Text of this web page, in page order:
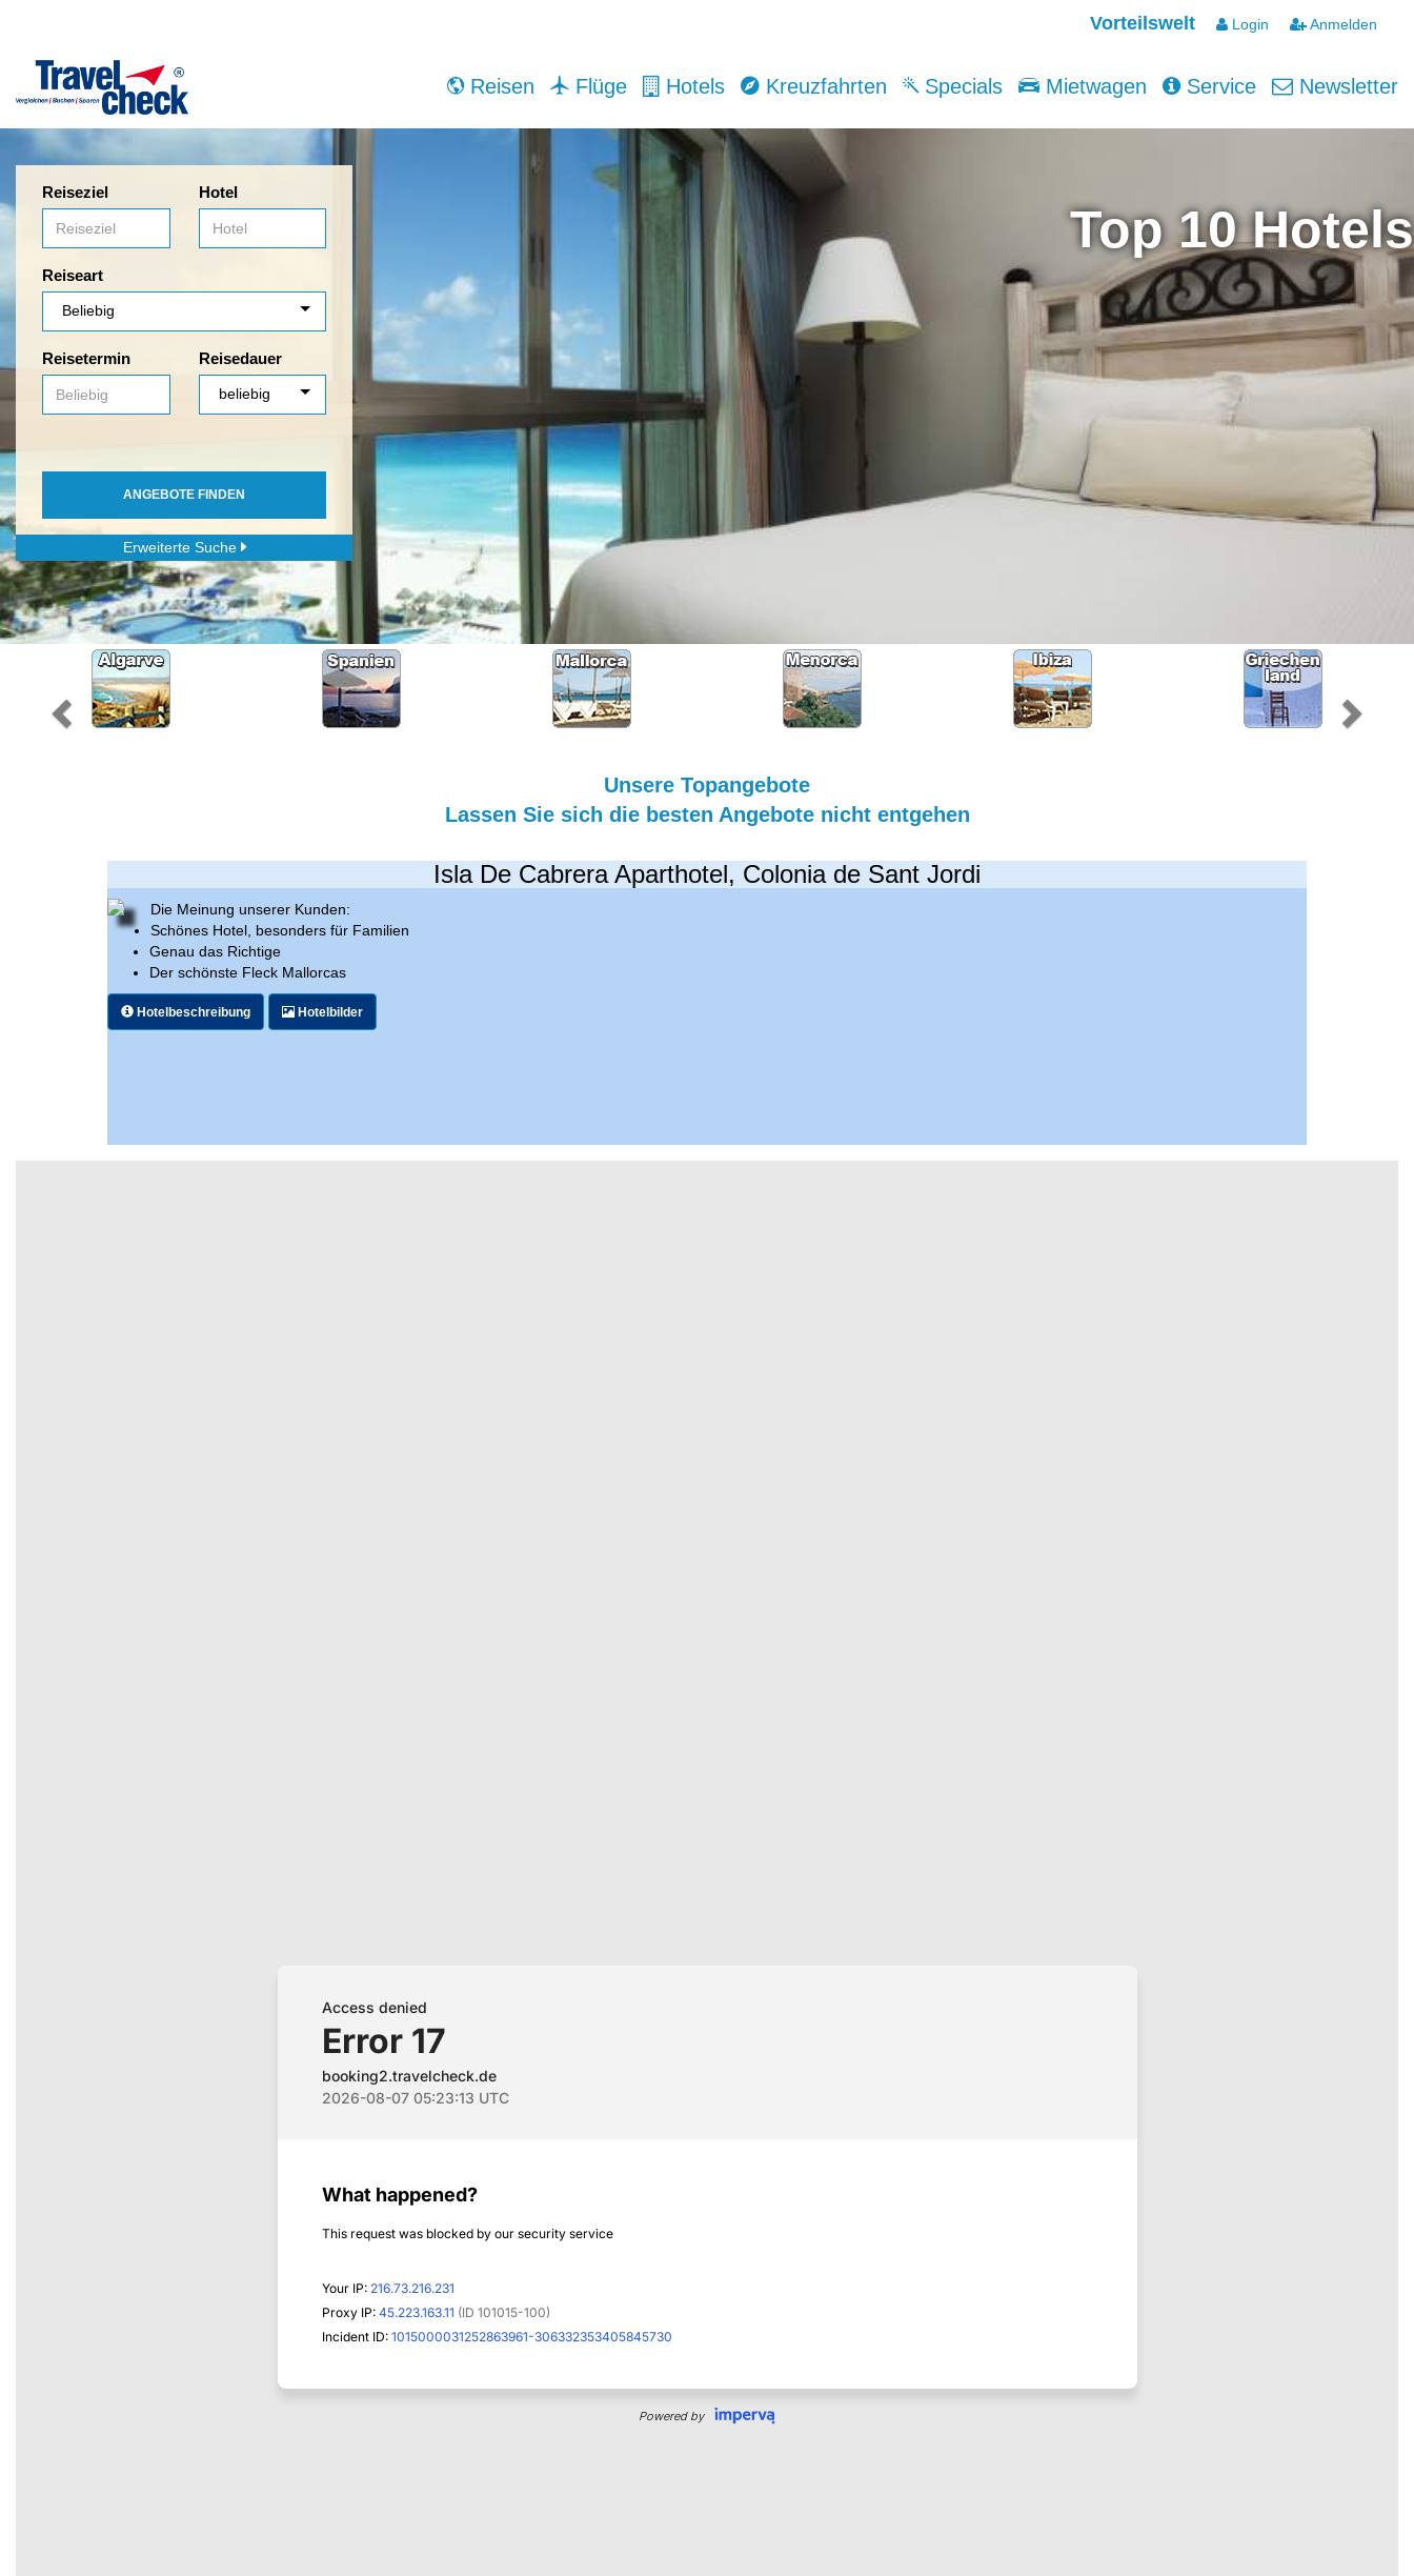
Vorteilswelt Login Anmelden
Reisen Flüge Hotels Kreuzfahrten Specials Mietwagen Service Newsletter
Reiseziel Hotel
Reiseart
Reisetermin Reisedauer
ANGEBOTE FINDEN
Erweiterte Suche
Top 10 Hotels
Unsere Topangebote
Lassen Sie sich die besten Angebote nicht entgehen
Isla De Cabrera Aparthotel, Colonia de Sant Jordi
Die Meinung unserer Kunden:
Schönes Hotel, besonders für Familien
Genau das Richtige
Der schönste Fleck Mallorcas
Hotelbeschreibung Hotelbilder